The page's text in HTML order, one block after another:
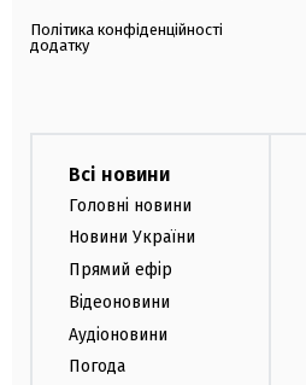
Політика конфіденційності
додатку
Всі новини
Головні новини
Новини України
Прямий ефір
Відеоновини
Аудіоновини
Погода